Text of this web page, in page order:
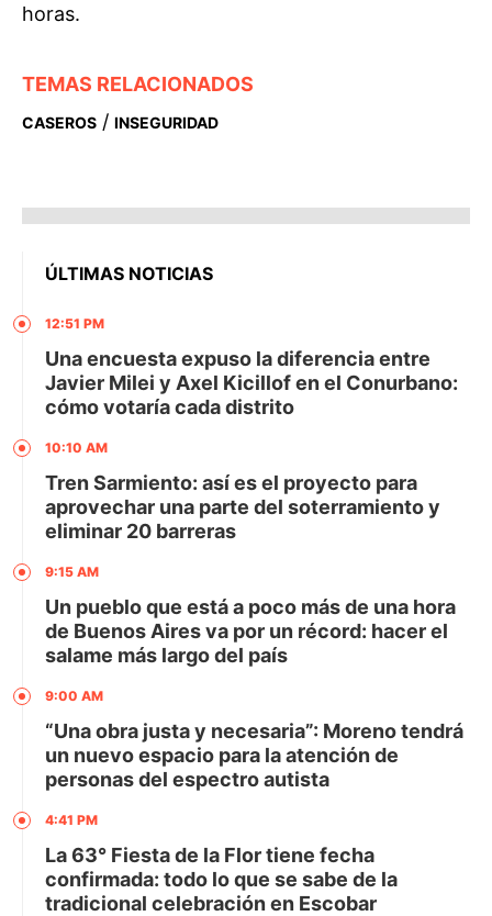
horas.
TEMAS RELACIONADOS
CASEROS / INSEGURIDAD
ÚLTIMAS NOTICIAS
12:51 PM
Una encuesta expuso la diferencia entre
Javier Milei y Axel Kicillof en el Conurbano:
cómo votaría cada distrito
10:10 AM
Tren Sarmiento: así es el proyecto para
aprovechar una parte del soterramiento y
eliminar 20 barreras
9:15 AM
Un pueblo que está a poco más de una hora
de Buenos Aires va por un récord: hacer el
salame más largo del país
9:00 AM
“Una obra justa y necesaria”: Moreno tendrá
un nuevo espacio para la atención de
personas del espectro autista
4:41 PM
La 63° Fiesta de la Flor tiene fecha
confirmada: todo lo que se sabe de la
tradicional celebración en Escobar